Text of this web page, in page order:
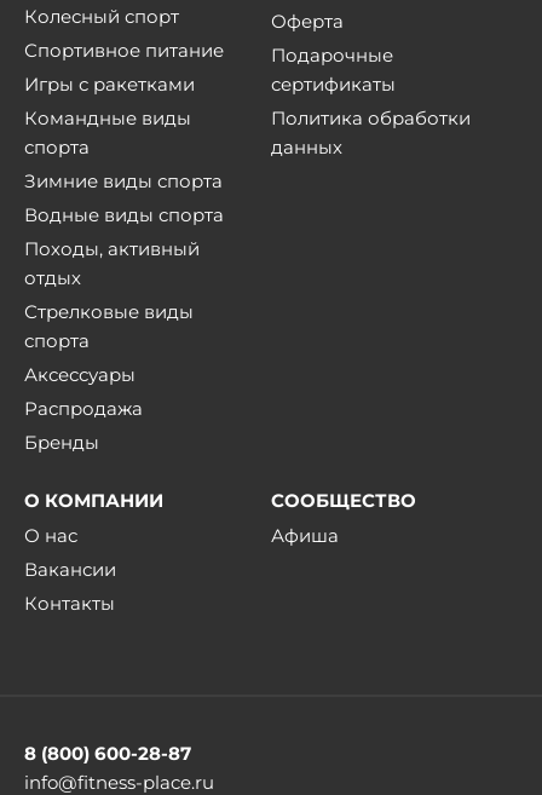
Колесный спорт
Спортивное питание
Игры с ракетками
Командные виды
спорта
Зимние виды спорта
Водные виды спорта
Походы, активный
отдых
Стрелковые виды
спорта
Аксессуары
Распродажа
Бренды
Оферта
Подарочные
сертификаты
Политика обработки
данных
О КОМПАНИИ
О нас
Вакансии
Контакты
СООБЩЕСТВО
Афиша
8 (800) 600-28-87
info@fitness-place.ru